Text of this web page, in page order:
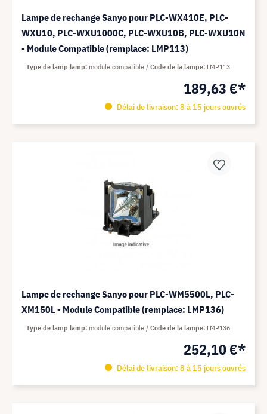
Lampe de rechange Sanyo pour PLC-WX410E, PLC-
WXU10, PLC-WXU1000C, PLC-WXU10B, PLC-WXU10N
- Module Compatible (remplace: LMP113)
189,63 €*
Délai de livraison: 8 à 15 jours ouvrés
Type de lamp lamp module compatible Code de la lampe LMP113
Lampe de rechange Sanyo pour PLC-WM5500L, PLC-
XM150L - Module Compatible (remplace: LMP136)
252,10 €*
Délai de livraison: 8 à 15 jours ouvrés
Type de lamp lamp module compatible Code de la lampe LMP136